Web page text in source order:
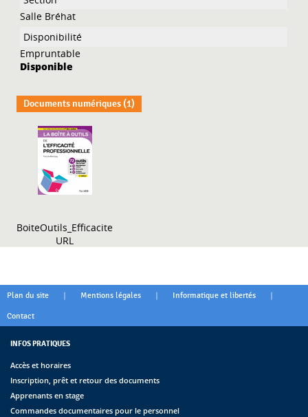
Salle Bréhat
Empruntable
Disponible
Documents numériques (1)
BoiteOutils_Efficacite
URL
Plan du site | Mentions légales | Informatique et libertés |
Contact
INFOS PRATIQUES
Accès et horaires
Inscription, prêt et retour des documents
Apprenants en stage
Commandes documentaires pour le personnel